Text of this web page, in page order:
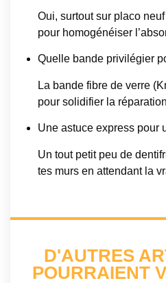
Oui, surtout sur placo
pour homogénéiser
Quelle bande privilégier
La bande fibre de verre
pour solidifier la
Une astuce express pour
Un tout petit peu de
tes murs en attendant la
D'AUTRES
POURRAIENT